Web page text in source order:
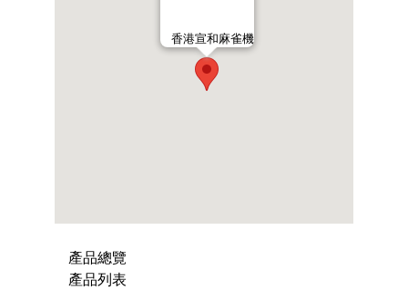
香港宣和麻雀機
產品總覽
產品列表